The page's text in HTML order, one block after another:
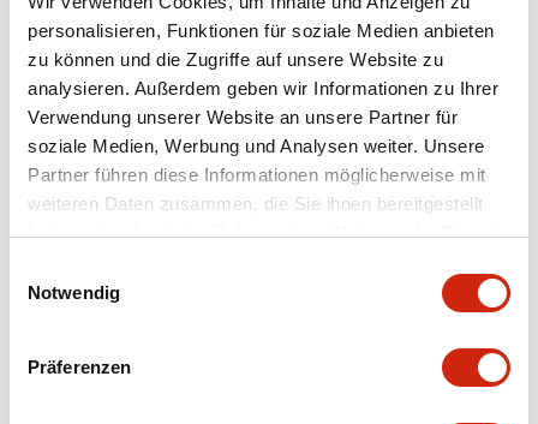
personalisieren, Funktionen für soziale Medien anbieten
zu können und die Zugriffe auf unsere Website zu
analysieren. Außerdem geben wir Informationen zu Ihrer
Verwendung unserer Website an unsere Partner für
soziale Medien, Werbung und Analysen weiter. Unsere
Partner führen diese Informationen möglicherweise mit
weiteren Daten zusammen, die Sie ihnen bereitgestellt
haben oder die sie im Rahmen Ihrer Nutzung der Dienste
Notwendig
Präferenzen
SA1E Miniatur
SA1E-TP2-5M
Lichtschranke 5m
SA1E Miniatur
SA1E-TP2-2M
Lichtschranke 2m